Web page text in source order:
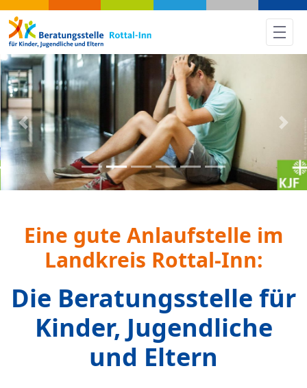
Rückblick: Tag der offenen
Previous
Eine gute Anlaufstelle im
Landkreis Rottal-Inn:
Die Beratungsstelle für
Kinder, Jugendliche
und Eltern